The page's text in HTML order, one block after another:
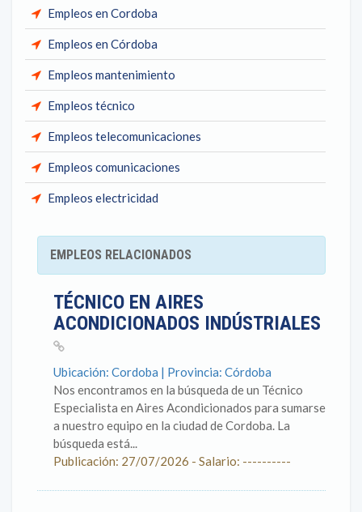
Empleos en Cordoba
Empleos en Córdoba
Empleos mantenimiento
Empleos técnico
Empleos telecomunicaciones
Empleos comunicaciones
Empleos electricidad
EMPLEOS RELACIONADOS
TÉCNICO EN AIRES
ACONDICIONADOS INDÚSTRIALES
Ubicación: Cordoba | Provincia: Córdoba
Nos encontramos en la búsqueda de un Técnico
Especialista en Aires Acondicionados para sumarse
a nuestro equipo en la ciudad de Cordoba. La
búsqueda está...
Publicación: 27/07/2026 - Salario: ----------